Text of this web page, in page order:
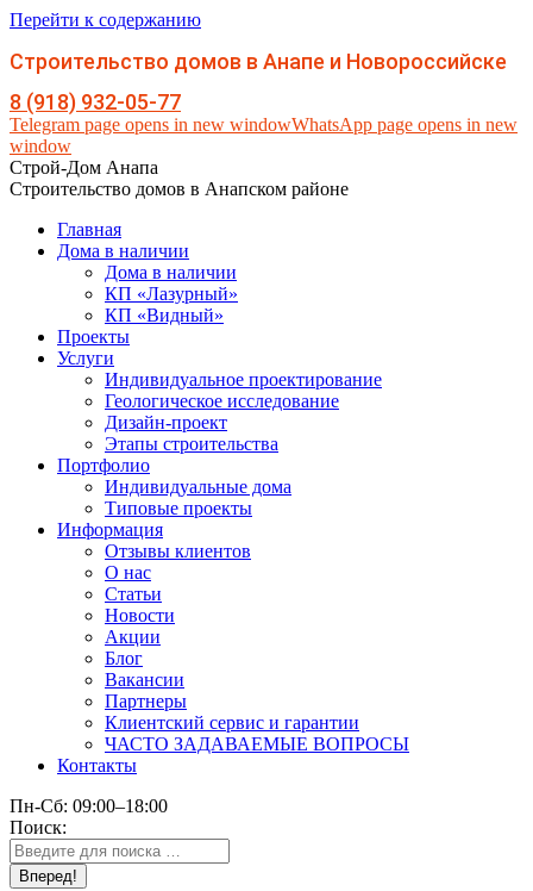
Перейти к содержанию
Строительство домов в Анапе и Новороссийске
8 (918) 932-05-77
Telegram page opens in new windowWhatsApp page opens in new
window
Строй-Дом Анапа
Строительство домов в Анапском районе
Главная
Дома в наличии
Дома в наличии
КП «Лазурный»
КП «Видный»
Проекты
Услуги
Индивидуальное проектирование
Геологическое исследование
Дизайн-проект
Этапы строительства
Портфолио
Индивидуальные дома
Типовые проекты
Информация
Отзывы клиентов
О нас
Статьи
Новости
Акции
Блог
Вакансии
Партнеры
Клиентский сервис и гарантии
ЧАСТО ЗАДАВАЕМЫЕ ВОПРОСЫ
Контакты
Пн-Сб: 09:00–18:00
Поиск: